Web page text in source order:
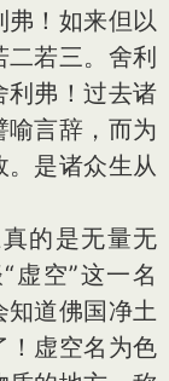
弗！如来但以
若三。舍利
利弗！过去诸
喻言辞，而为
是诸众生从
的是无量无
虚空”这一名
知道佛国净土
！虚空名为色